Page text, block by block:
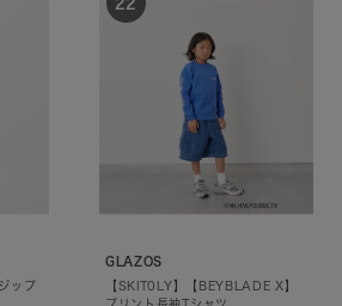
ップ
GLAZOS
【SKIT0LY】【BEYBLADE X】
プリント長袖Tシャツ